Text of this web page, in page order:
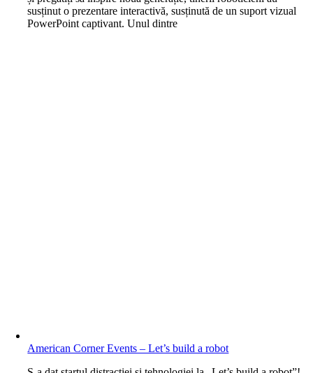
susținut o prezentare interactivă, susținută de un suport vizual
PowerPoint captivant. Unul dintre
American Corner Events – Let’s build a robot